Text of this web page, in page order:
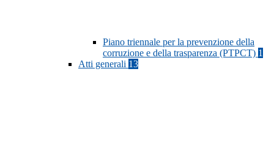
Piano triennale per la prevenzione della
corruzione e della trasparenza (PTPCT) 1
Atti generali 13